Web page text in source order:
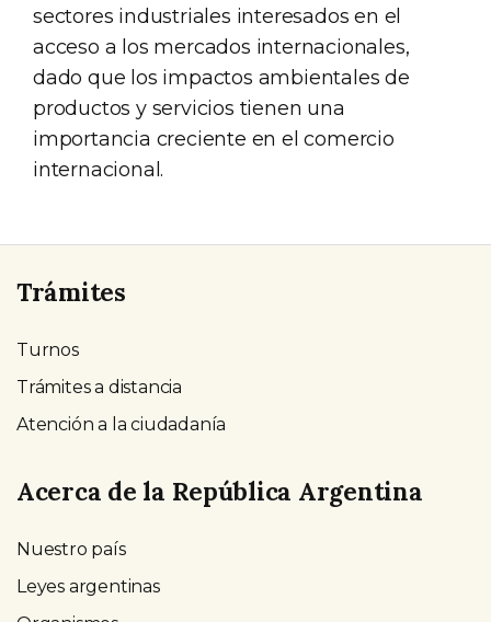
sectores industriales interesados en el
acceso a los mercados internacionales,
dado que los impactos ambientales de
productos y servicios tienen una
importancia creciente en el comercio
internacional.
Trámites
Turnos
Trámites a distancia
Atención a la ciudadanía
Acerca de la República Argentina
Nuestro país
Leyes argentinas